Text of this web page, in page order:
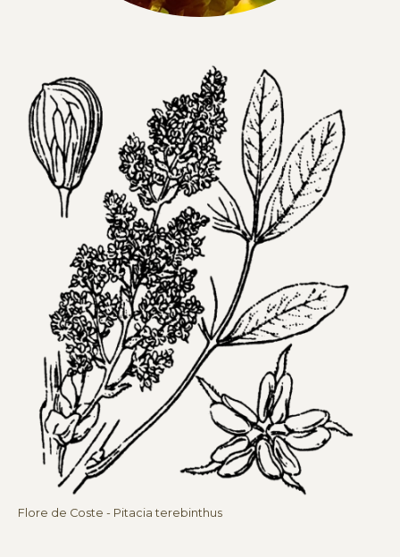
Flore de Coste - Pitacia terebinthus